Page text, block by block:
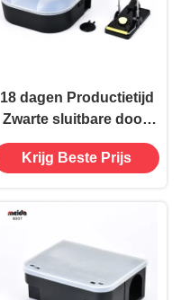
18 dagen Productietijd
Zwarte sluitbare doos
Muizen Muis Rat Bait
Station Met Sleutel
Krijg Beste Prijs